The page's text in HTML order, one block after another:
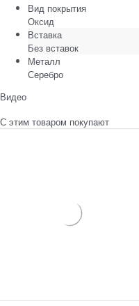
Вид покрытия
Оксид
Вставка
Без вставок
Металл
Серебро
Видео
С этим товаром покупают